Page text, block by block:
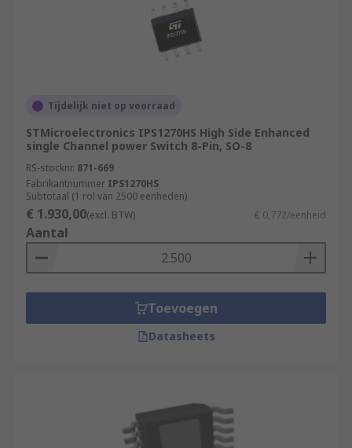
Tijdelijk niet op voorraad
STMicroelectronics IPS1270HS High Side Enhanced
single Channel power Switch 8-Pin, SO-8
RS-stocknr. 871-669
Fabrikantnummer IPS1270HS
Subtotaal (1 rol van 2500 eenheden)
€ 1.930,00(excl. BTW) € 0,772/eenheid
Aantal
Toevoegen
Datasheets